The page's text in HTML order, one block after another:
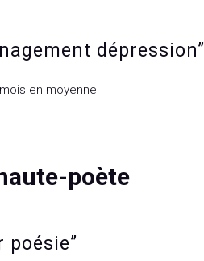
dépression”
en moyenne
poète
poésie”